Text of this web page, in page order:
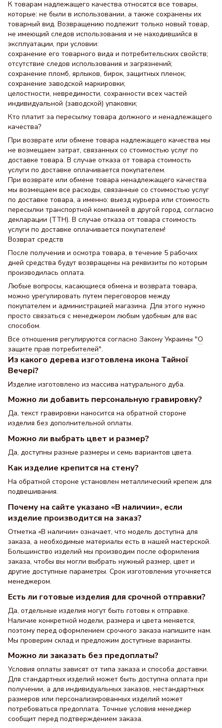
К товарам надлежащего качества относятся все товары,
которые: не были в использовании, а также сохранены их
товарный вид. Возвращению подлежит только новый товар,
не имеющий следов использования и не находившийся в
эксплуатации, при условии:
сохранение его товарного вида и потребительских свойств;
отсутствие следов использования и загрязнений;
сохранение пломб, ярлыков, бирок, защитных пленок;
сохранение заводской маркировки;
целостности, невредимости, сохранности всех частей
индивидуальной (заводской) упаковки;
Кто платит за пересылку товара должного и ненадлежащего
качества?
При возврате или обмене товара надлежащего качества мы
не возмещаем затрат, связанных со стоимостью услуг по
доставке товара. В случае отказа от товара стоимость
услуги по доставке оплачивается покупателем.
При возврате или обмене товара ненадлежащего качества
мы возмещаем все расходы, связанные со стоимостью услуг
по доставке товара, а именно: выезд курьера или стоимость
пересылки транспортной компанией в другой город, согласно
декларации (ТТН). В случае отказа от товара стоимость
услуги по доставке оплачивается покупателем!
Возврат средств
После получения и осмотра товара, в течение 5 рабочих
дней средства будут возвращены на реквизиты по которым
производилась оплата.
Любые вопросы, касающиеся обмена и возврата товара,
можно урегулировать путем переговоров между
покупателем и администрацией магазина. Для этого нужно
просто связаться с менеджером любым удобным для вас
способом.
Все отношения регулируются согласно Закону Украины "О
защите прав потребителей".
Из какого дерева изготовлена икона Тайної
Вечері?
Изделие изготовлено из массива натурального дуба.
Можно ли добавить персональную гравировку?
Да, текст гравировки наносится на обратной стороне
изделия без дополнительной оплаты.
Можно ли выбрать цвет и размер?
Да, доступны разные размеры и семь вариантов цвета.
Как изделие крепится на стену?
На обратной стороне установлен металлический крепеж для
подвешивания.
Почему на сайте указано «В наличии», если
изделие производится на заказ?
Отметка «В наличии» означает, что модель доступна для
заказа, а необходимые материалы есть в нашей мастерской.
Большинство изделий мы производим после оформления
заказа, чтобы вы могли выбрать нужный размер, цвет и
другие доступные параметры. Срок изготовления уточняется
менеджером.
Есть ли готовые изделия для срочной отправки?
Да, отдельные изделия могут быть готовы к отправке.
Наличие конкретной модели, размера и цвета меняется,
поэтому перед оформлением срочного заказа напишите нам.
Мы проверим склад и предложим доступные варианты.
Можно ли заказать без предоплаты?
Условия оплаты зависят от типа заказа и способа доставки.
Для стандартных изделий может быть доступна оплата при
получении, а для индивидуальных заказов, нестандартных
размеров или персонализированных изделий может
потребоваться предоплата. Точные условия менеджер
сообщит перед подтверждением заказа.